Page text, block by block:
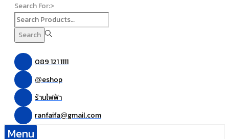
Search For:>
Search
089 121 1111
@eshop
ร้านไฟฟ้า
ranfaifa@gmail.com
Menu